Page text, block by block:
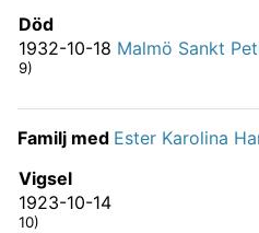
Död
1932-10-18 Malmö Sankt
9)
Familj med Ester Karolina
Vigsel
1923-10-14
10)